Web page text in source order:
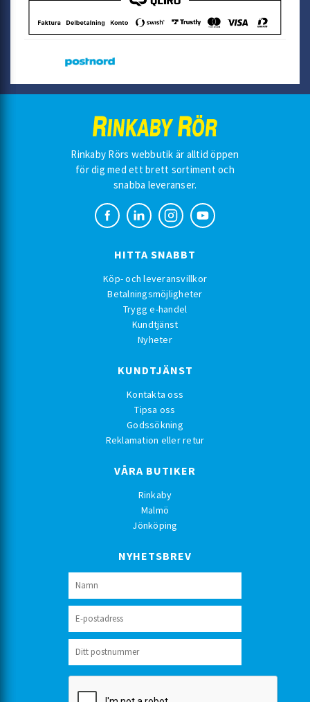
Rinkaby Rörs webbutik är alltid öppen
för dig med ett brett sortiment och
snabba leveranser.
HITTA SNABBT
Köp- och leveransvillkor
Betalningsmöjligheter
Trygg e-handel
Kundtjänst
Nyheter
KUNDTJÄNST
Kontakta oss
Tipsa oss
Godssökning
Reklamation eller retur
VÅRA BUTIKER
Rinkaby
Malmö
Jönköping
NYHETSBREV